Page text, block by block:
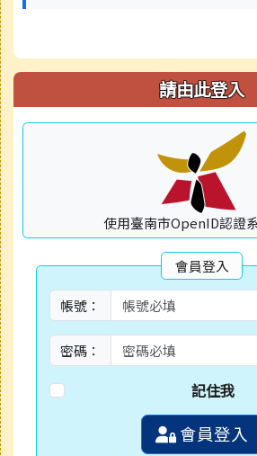
請由此登入
使用臺南市OpenID認證
會員登入
帳號：
密碼：
記住我
會員登入